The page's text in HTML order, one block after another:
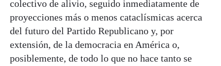
colectivo de alivio, seguido inmediatamente de
proyecciones más o menos cataclísmicas acerca
del futuro del Partido Republicano y, por
extensión, de la democracia en América o,
posiblemente, de todo lo que no hace tanto se